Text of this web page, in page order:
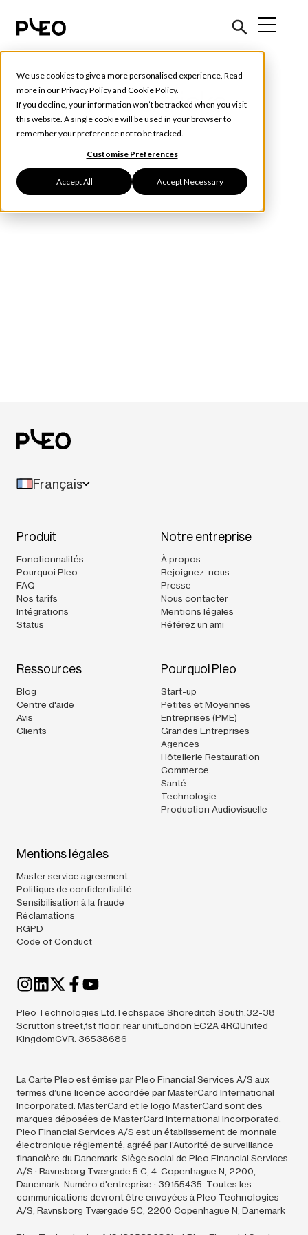
We use cookies to give a more personalised experience. Read
more in ourPrivacy Policyand Cookie Policy.
If you decline, your information won’t be tracked when you visit
this website. A single cookie will be used in your browser to
remember your preference not to be tracked.
Customise Preferences
Accept All Accept Necessary
Tips & tricks
Français
Produit
Fonctionnalités
Pourquoi Pleo
FAQ
Nos tarifs
Intégrations
Status
Notre entreprise
À propos
Rejoignez-nous
Presse
Nous contacter
Mentions légales
Référez un ami
Ressources
Blog
Centre d'aide
Avis
Clients
Pourquoi Pleo
Start-up
Petites et Moyennes
Entreprises (PME)
Grandes Entreprises
Agences
Hôtellerie Restauration
Commerce
Santé
Technologie
Production Audiovisuelle
Mentions légales
Master service agreement
Politique de confidentialité
Sensibilisation à la fraude
Réclamations
RGPD
Code of Conduct
Pleo Technologies Ltd.Techspace Shoreditch South,32-38
Scrutton street,1st floor, rear unitLondon EC2A 4RQUnited
KingdomCVR: 36538686
La Carte Pleo est émise par Pleo Financial Services A/S aux
termes d’une licence accordée par MasterCard International
Incorporated. MasterCard et le logo MasterCard sont des
marques déposées de MasterCard International Incorporated.
Pleo Financial Services A/S est un établissement de monnaie
électronique réglementé, agréé par l’Autorité de surveillance
financière du Danemark. Siège social de Pleo Financial Services
A/S : Ravnsborg Tværgade 5 C, 4. Copenhague N, 2200,
Danemark. Numéro d'entreprise : 39155435. Toutes les
communications devront être envoyées à Pleo Technologies
A/S, Ravnsborg Tværgade 5C, 2200 Copenhague N, Danemark